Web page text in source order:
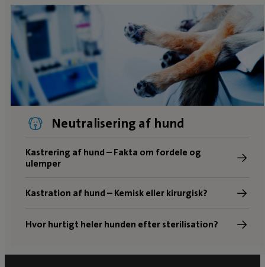
Neutralisering af hund
Kastrering af hund – Fakta om fordele og
ulemper
Kastration af hund – Kemisk eller kirurgisk?
Hvor hurtigt heler hunden efter sterilisation?